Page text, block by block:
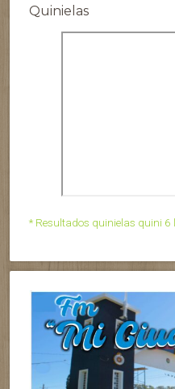
Quinielas
* Resultados quinielas quini 6